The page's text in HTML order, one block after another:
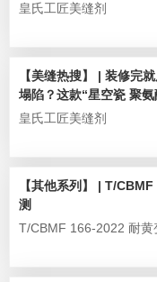
皇氏工匠美缝剂
【美缝热搜】 | 装修完
塌陷？这款“星空瓷 聚氨
皇氏工匠美缝剂
【其他系列】 | T/CBMF 166-
测
T/CBMF